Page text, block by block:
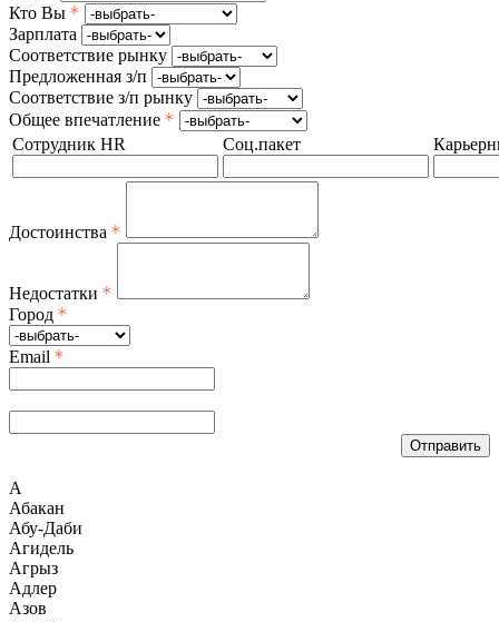
Кто Вы
Зарплата
Соответствие рынку
Предложенная з/п
Соответствие з/п рынку
Общее впечатление
Сотрудник HR
Соц.пакет
Достоинства
Недостатки
Город
Email
Отправить
А
Абакан
Абу-Даби
Агидель
Агрыз
Адлер
Азов